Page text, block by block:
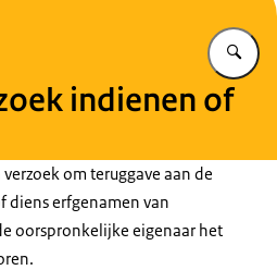
indienen of
om teruggave aan de
diens erfgenamen van
oorspronkelijke eigenaar het